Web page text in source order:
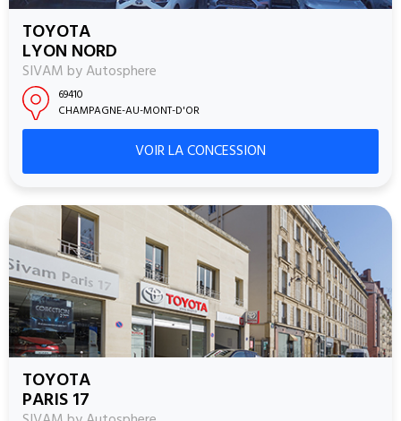
TOYOTA
LYON NORD
SIVAM by Autosphere
69410
CHAMPAGNE-AU-MONT-D'OR
VOIR LA CONCESSION
TOYOTA
PARIS 17